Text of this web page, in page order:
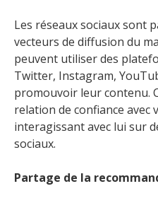
Les réseaux sociaux sont
vecteurs de diffusion du
peuvent utiliser des
Twitter, Instagram,
promouvoir leur contenu.
relation de confiance avec
interagissant avec lui sur
sociaux.
Partage de la